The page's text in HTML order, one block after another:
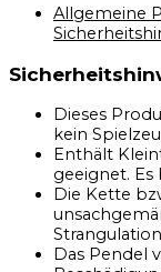
Allgemeine
Dieses
kein
Enthält
geeignet. Es
Die Kette
Das Pendel